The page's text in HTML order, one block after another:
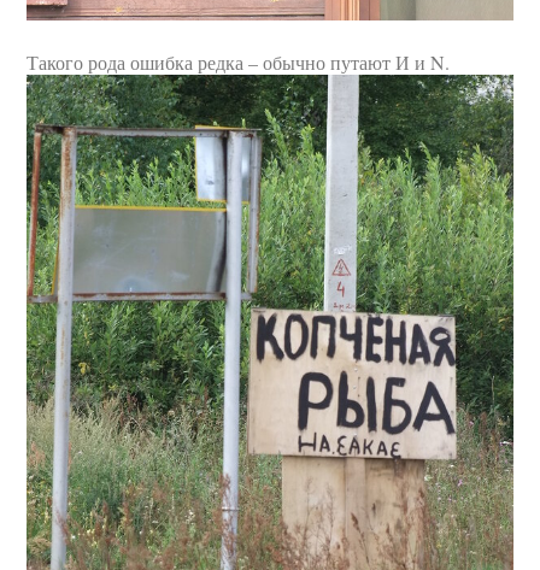
Такого рода ошибка редка – обычно путают И и N.